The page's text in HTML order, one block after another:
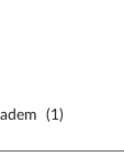
(1)